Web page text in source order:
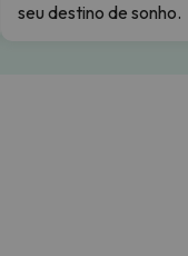
seu destino de sonho.